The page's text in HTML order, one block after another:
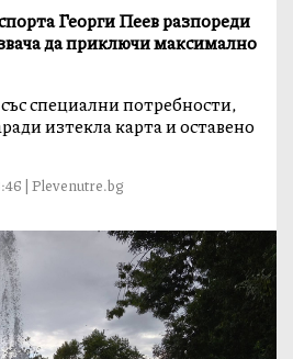
Георги Пеев разпореди
да приключи максимално
специални потребности,
изтекла карта и оставено
| Plevenutre.bg